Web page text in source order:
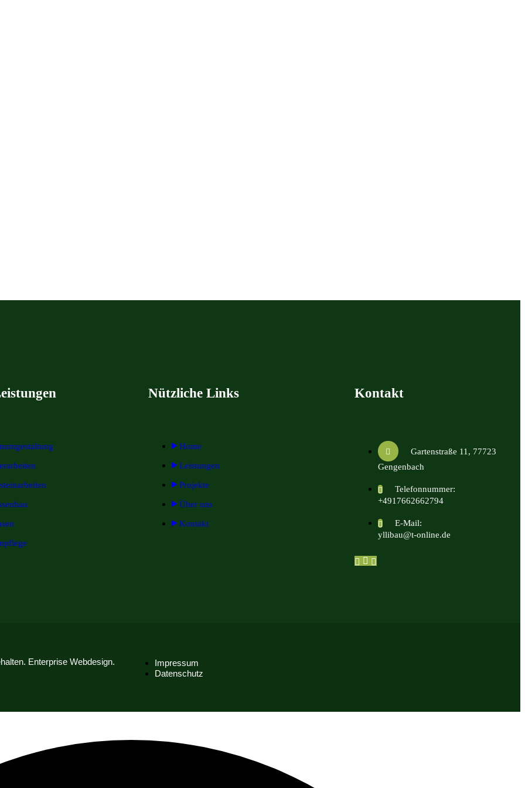
Nützliche Links
Home
Leistungen
Projekte
Über uns
Kontakt
Kontakt
Gartenstraße 11, 77723
Gengenbach
Telefonnummer:
+4917662662794
E-Mail:
yllibau@t-online.de
Enterprise Webdesign.
Impressum
Datenschutz